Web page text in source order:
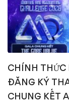
CHÍNH THỨC
ĐĂNG KÝ
CHUNG KẾT